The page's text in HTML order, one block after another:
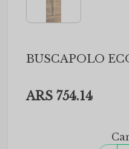
BUSCAPOLO
ARS 754.14